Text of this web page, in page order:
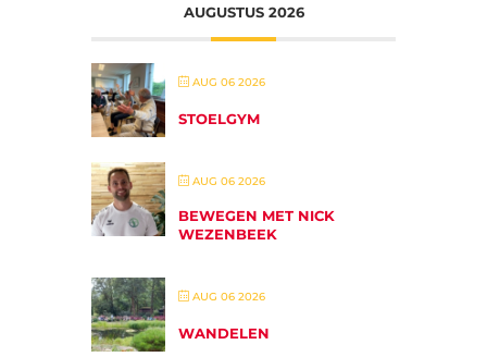
AUGUSTUS 2026
AUG 06 2026
STOELGYM
AUG 06 2026
BEWEGEN MET NICK
WEZENBEEK
AUG 06 2026
WANDELEN